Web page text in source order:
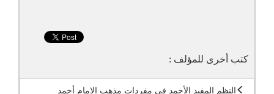
كتب أخرى للمؤلف :
النظم المفيد الأحمد في مفردات مذهب الإمام أحمد